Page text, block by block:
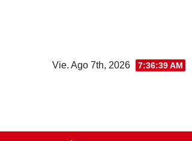
Vie. Ago 7th, 2026 7:36:40 AM